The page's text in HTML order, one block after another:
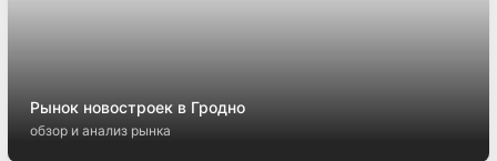
Рынок новостроек в Гродно
обзор и анализ рынка